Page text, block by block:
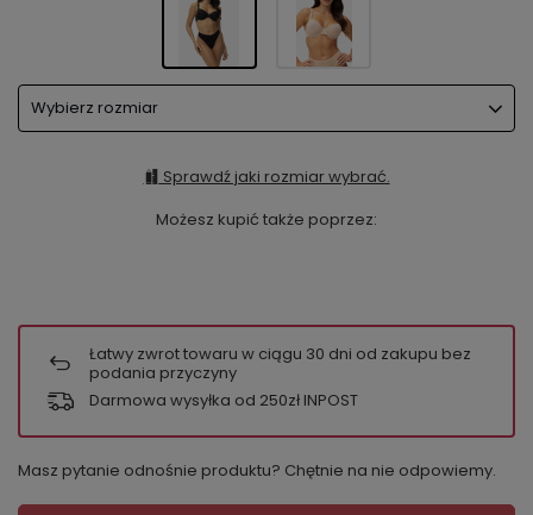
Wybierz rozmiar
Sprawdź jaki rozmiar wybrać.
Możesz kupić także poprzez:
Łatwy zwrot towaru w ciągu 30 dni od zakupu bez
podania przyczyny
Darmowa wysyłka od 250zł INPOST
Masz pytanie odnośnie produktu? Chętnie na nie odpowiemy.